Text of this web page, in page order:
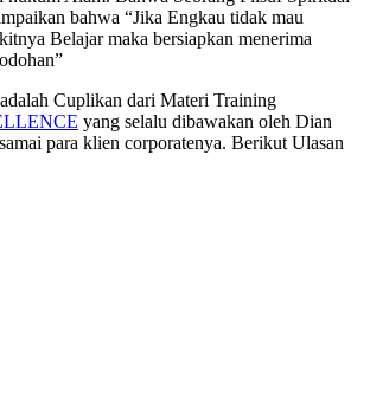
bahwa “Jika Engkau tidak mau
Belajar maka bersiapkan menerima
Cuplikan dari Materi Training
yang selalu dibawakan oleh Dian
para klien corporatenya. Berikut Ulasan